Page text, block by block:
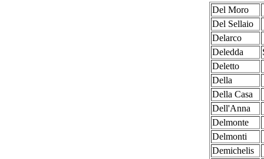
Del Moro
Del Sellaio
Delarco
Deledda
Deletto
Della
Della Casa
Dell'Anna
Delmonte
Delmonti
Demichelis